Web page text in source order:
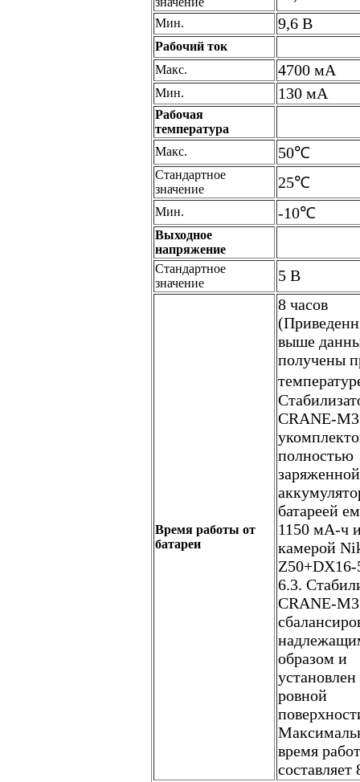
Мин. 9,6 В
Рабочий ток
Макс.
4700 мА
Мин. 130 мА
Рабочая
температура
Макс.
50℃
Стандартное
значение
25℃
Мин. -10℃
Выходное
напряжение
Стандартное
значение
5 В
Время работы от
батареи
8 часов
выше
получены
CRANE-M3
полностью
заряженной
батареей
1150 мА-ч
камерой
Z50+DX16-
6.3.
CRANE-M3
образом и
установлен
ровной
время
составляет